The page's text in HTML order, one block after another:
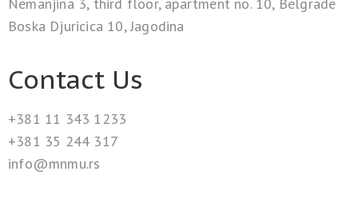
Boska Djuricica 10, Jagodina
Contact Us
+381 11 343 1233
+381 35 244 317
info@mnmu.rs